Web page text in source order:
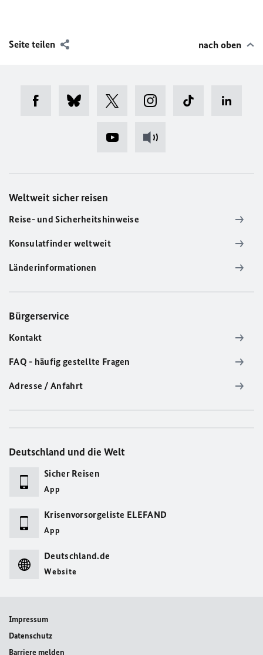
Seite teilen nach oben
Weltweit sicher reisen
Reise- und Sicherheitshinweise
Konsulatfinder weltweit
Länderinformationen
Bürgerservice
Kontakt
FAQ - häufig gestellte Fragen
Adresse / Anfahrt
Deutschland und die Welt
Sicher Reisen
App
Krisenvorsorgeliste ELEFAND
App
Deutschland.de
Website
Impressum
Datenschutz
Barriere melden